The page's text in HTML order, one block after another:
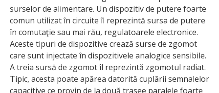
surselor de alimentare. Un dispozitiv de putere foarte
comun utilizat în circuite îl reprezintă sursa de putere
în comutaţie sau mai rău, regulatoarele electronice.
Aceste tipuri de dispozitive crează surse de zgomot
care sunt injectate în dispozitivele analogice sensibile.
A treia sursă de zgomot îl reprezintă zgomotul radiat.
Tipic, acesta poate apărea datorită cuplării semnalelor
capacitive ce provin de la două trasee paralele foarte